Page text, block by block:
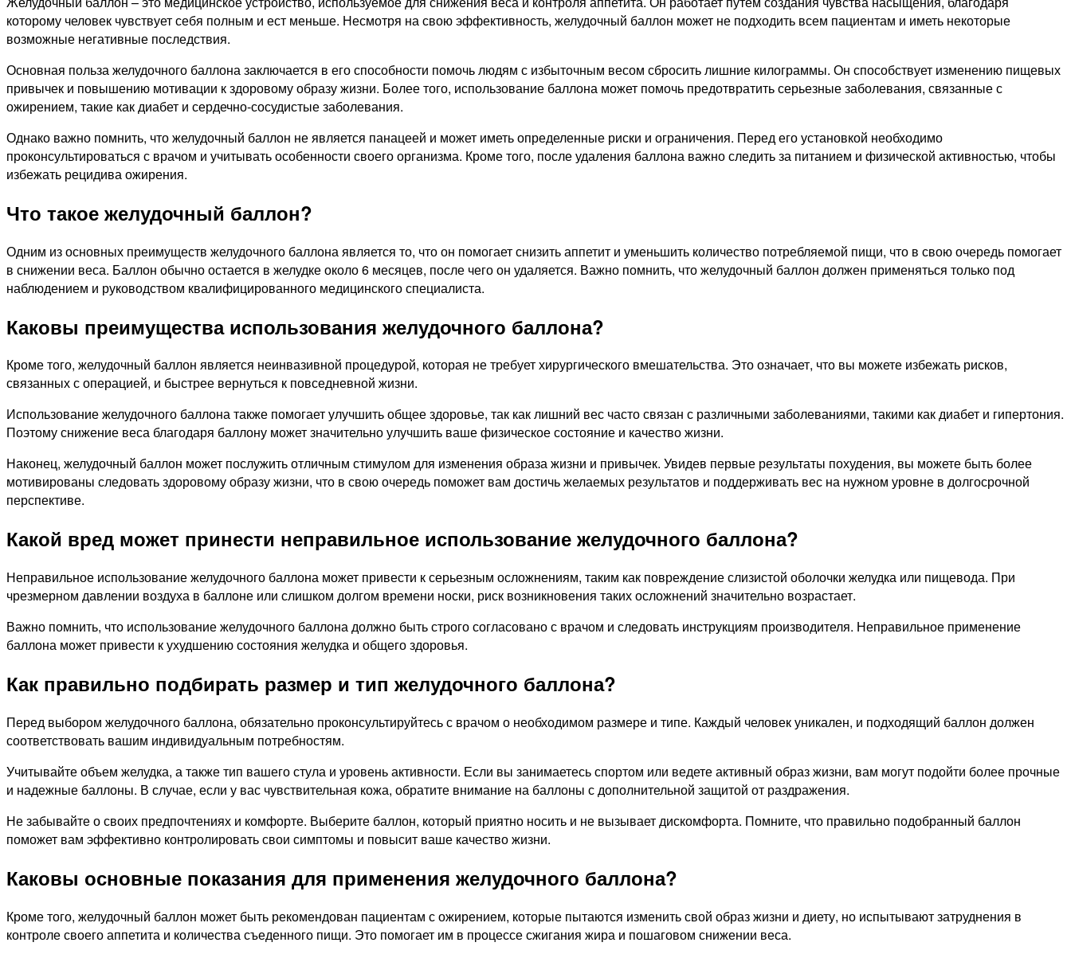
которому человек чувствует себя полным и ест меньше. Несмотря на свою эффективность, желудочный баллон может не подходить всем пациентам и иметь некоторые
возможные негативные последствия.
Основная польза желудочного баллона заключается в его способности помочь людям с избыточным весом сбросить лишние килограммы. Он способствует изменению пищевых
привычек и повышению мотивации к здоровому образу жизни. Более того, использование баллона может помочь предотвратить серьезные заболевания, связанные с
ожирением, такие как диабет и сердечно-сосудистые заболевания.
Однако важно помнить, что желудочный баллон не является панацеей и может иметь определенные риски и ограничения. Перед его установкой необходимо
проконсультироваться с врачом и учитывать особенности своего организма. Кроме того, после удаления баллона важно следить за питанием и физической активностью, чтобы
избежать рецидива ожирения.
Что такое желудочный баллон?
Одним из основных преимуществ желудочного баллона является то, что он помогает снизить аппетит и уменьшить количество потребляемой пищи, что в свою очередь помогает
в снижении веса. Баллон обычно остается в желудке около 6 месяцев, после чего он удаляется. Важно помнить, что желудочный баллон должен применяться только под
наблюдением и руководством квалифицированного медицинского специалиста.
Каковы преимущества использования желудочного баллона?
Кроме того, желудочный баллон является неинвазивной процедурой, которая не требует хирургического вмешательства. Это означает, что вы можете избежать рисков,
связанных с операцией, и быстрее вернуться к повседневной жизни.
Использование желудочного баллона также помогает улучшить общее здоровье, так как лишний вес часто связан с различными заболеваниями, такими как диабет и гипертония.
Поэтому снижение веса благодаря баллону может значительно улучшить ваше физическое состояние и качество жизни.
Наконец, желудочный баллон может послужить отличным стимулом для изменения образа жизни и привычек. Увидев первые результаты похудения, вы можете быть более
мотивированы следовать здоровому образу жизни, что в свою очередь поможет вам достичь желаемых результатов и поддерживать вес на нужном уровне в долгосрочной
перспективе.
Какой вред может принести неправильное использование желудочного баллона?
Неправильное использование желудочного баллона может привести к серьезным осложнениям, таким как повреждение слизистой оболочки желудка или пищевода. При
чрезмерном давлении воздуха в баллоне или слишком долгом времени носки, риск возникновения таких осложнений значительно возрастает.
Важно помнить, что использование желудочного баллона должно быть строго согласовано с врачом и следовать инструкциям производителя. Неправильное применение
баллона может привести к ухудшению состояния желудка и общего здоровья.
Как правильно подбирать размер и тип желудочного баллона?
Перед выбором желудочного баллона, обязательно проконсультируйтесь с врачом о необходимом размере и типе. Каждый человек уникален, и подходящий баллон должен
соответствовать вашим индивидуальным потребностям.
Учитывайте объем желудка, а также тип вашего стула и уровень активности. Если вы занимаетесь спортом или ведете активный образ жизни, вам могут подойти более прочные
и надежные баллоны. В случае, если у вас чувствительная кожа, обратите внимание на баллоны с дополнительной защитой от раздражения.
Не забывайте о своих предпочтениях и комфорте. Выберите баллон, который приятно носить и не вызывает дискомфорта. Помните, что правильно подобранный баллон
поможет вам эффективно контролировать свои симптомы и повысит ваше качество жизни.
Каковы основные показания для применения желудочного баллона?
Кроме того, желудочный баллон может быть рекомендован пациентам с ожирением, которые пытаются изменить свой образ жизни и диету, но испытывают затруднения в
контроле своего аппетита и количества съеденного пищи. Это помогает им в процессе сжигания жира и пошаговом снижении веса.